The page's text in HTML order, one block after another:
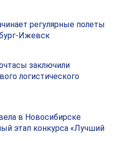
регулярные полеты
Ижевск
заключили
логистического
в Новосибирске
этап конкурса «Лучший